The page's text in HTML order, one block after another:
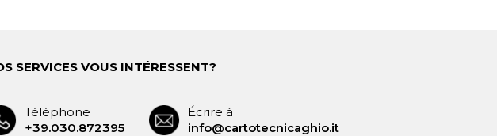
SERVICES VOUS INTÉRESSENT?
Téléphone
+39.030.872395
Écrire à
info@cartotecnicaghio.it